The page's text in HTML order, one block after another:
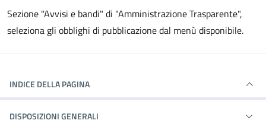
Sezione "Avvisi e bandi" di "Amministrazione Trasparente",
seleziona gli obblighi di pubblicazione dal menù disponibile.
INDICE DELLA PAGINA
DISPOSIZIONI GENERALI